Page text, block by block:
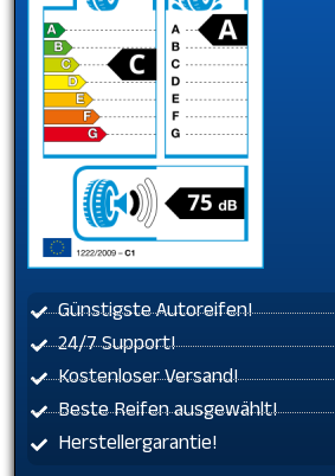
Günstigste Autoreifen!
24/7 Support!
Kostenloser Versand!
Beste Reifen ausgewählt!
Herstellergarantie!